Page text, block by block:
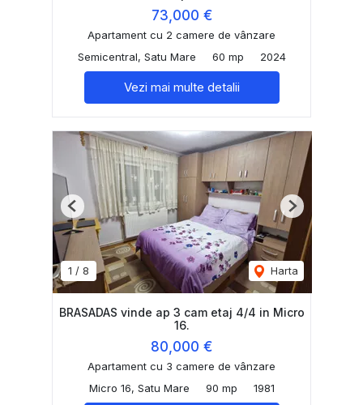
73,000 €
Apartament cu 2 camere de vânzare
Semicentral, Satu Mare
60 mp 2024
Vezi mai multe detalii
1 / 8 Harta
Previous Next
BRASADAS vinde ap 3 cam etaj 4/4 in Micro
16.
80,000 €
Apartament cu 3 camere de vânzare
Micro 16, Satu Mare
90 mp 1981